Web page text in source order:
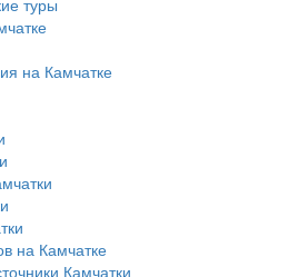
на Камчатке
на Камчатке
Камчатки